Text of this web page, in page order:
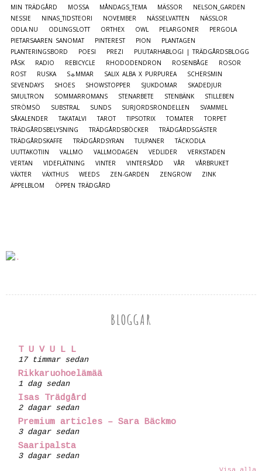
MIN TRÄDGÅRD
MOSSA MÅNDAGS_TEMA MÄSSOR
NELSON_GARDEN
NESSIE
NINAS_TIDSTEORI NOVEMBER NÄSSELVATTEN
NÄSSLOR
ODLA.NU
ODLINGSLOTT ORTHEX OWL PELARGONER
PERGOLA
PIETARSAAREN SANOMAT
PINTEREST PION
PLANTAGEN
PLANTERINGSBORD
POESI PREZI
PUUTARHABLOGI | TRÄDGÅRDSBLOGG
PÅSK
RADIO REBICYCLE RHODODENDRON ROSENBÅGE
ROSOR
ROST
RUSKA S☼MMAR SALIX ALBA X PURPUREA
SCHERSMIN
SEVENDAYS
SHOES SHOWSTOPPER SJUKDOMAR
SKADEDJUR
SMULTRON
SOMMARROMANS STENARBETE STENBÄNK
STILLEBEN
STRÖMSÖ
SUBSTRAL SUNDS SURJORDSRONDELLEN
SVAMMEL
SÅKALENDER
TAKATALVI TAROT TIPSOTRIX TOMATER
TORPET
TRÄDGÅRDSBELYSNING
TRÄDGÅRDSBÖCKER
TRÄDGÅRDSGÄSTER
TRÄDGÅRDSKAFFE
TRÄDGÅRDSYRAN TULPANER
TÄCKODLA
UUTTAKOTIIN
VALLMO VALLMODAGEN VEDLIDER
VERKSTADEN
VERTAN
VIDEFLÄTNING VINTER VINTERSÅDD VÅR
VÅRBRUKET
VÄXTER
VÄXTHUS WEEDS ZEN-GARDEN ZENGROW
ZINK
ÄPPELBLOM
ÖPPEN TRÄDGÅRD
BLOGGAR
T U V U L L
17 timmar sedan
Rikkaruohoelämää
1 dag sedan
Isas Trädgård
2 dagar sedan
Premium articles – Sara Bäckmo
3 dagar sedan
Saaripalsta
3 dagar sedan